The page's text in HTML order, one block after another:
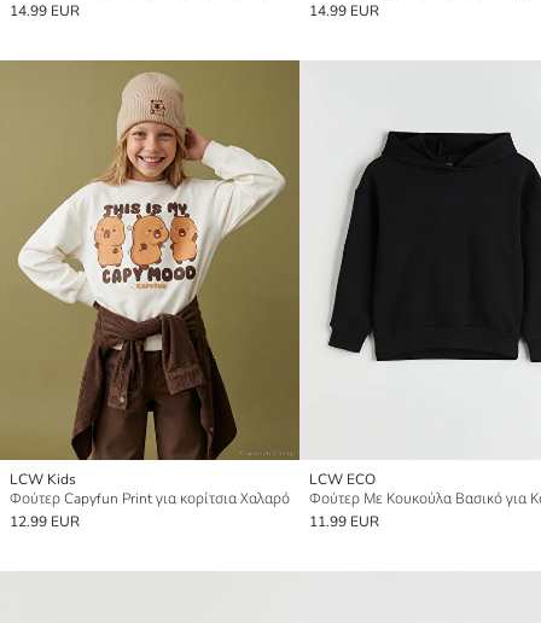
14.99 EUR
14.99 EUR
LCW Kids
Φούτερ Capyfun Print για κορίτσια Χαλαρό
12.99 EUR
LCW ECO
Φούτερ Με Κουκούλα Βασικό για
11.99 EUR